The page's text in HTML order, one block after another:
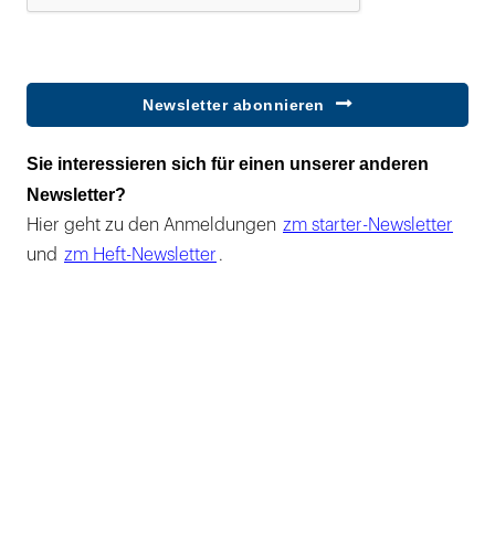
Newsletter abonnieren
Sie interessieren sich für einen unserer anderen
Newsletter?
Hier geht zu den Anmeldungen zm starter-Newsletter
und zm Heft-Newsletter .